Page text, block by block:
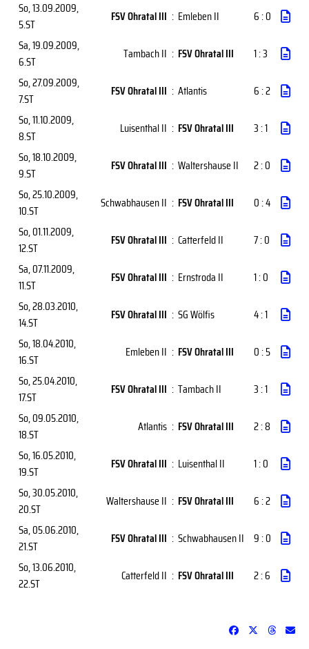
So, 13.09.2009,
5.ST
FSV Ohratal III : Emleben II
6 : 0
Sa, 19.09.2009,
6.ST
Tambach II : FSV Ohratal III
1 : 3
So, 27.09.2009,
7.ST
FSV Ohratal III : Atlantis
6 : 2
So, 11.10.2009,
8.ST
Luisenthal II : FSV Ohratal III
3 : 1
So, 18.10.2009,
9.ST
FSV Ohratal III : Waltershause II
2 : 0
So, 25.10.2009,
10.ST
Schwabhausen II : FSV Ohratal III
0 : 4
So, 01.11.2009,
12.ST
FSV Ohratal III : Catterfeld II
7 : 0
Sa, 07.11.2009,
11.ST
FSV Ohratal III : Ernstroda II
1 : 0
So, 28.03.2010,
14.ST
FSV Ohratal III : SG Wölfis
4 : 1
So, 18.04.2010,
16.ST
Emleben II : FSV Ohratal III
0 : 5
So, 25.04.2010,
17.ST
FSV Ohratal III : Tambach II
3 : 1
So, 09.05.2010,
18.ST
Atlantis : FSV Ohratal III
2 : 8
So, 16.05.2010,
19.ST
FSV Ohratal III : Luisenthal II
1 : 0
So, 30.05.2010,
20.ST
Waltershause II : FSV Ohratal III
6 : 2
Sa, 05.06.2010,
21.ST
FSV Ohratal III : Schwabhausen II 9 : 0
So, 13.06.2010,
22.ST
Catterfeld II : FSV Ohratal III 2 : 6